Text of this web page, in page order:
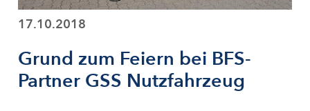
17.10.2018
Grund zum Feiern bei BFS-
Partner GSS Nutzfahrzeug